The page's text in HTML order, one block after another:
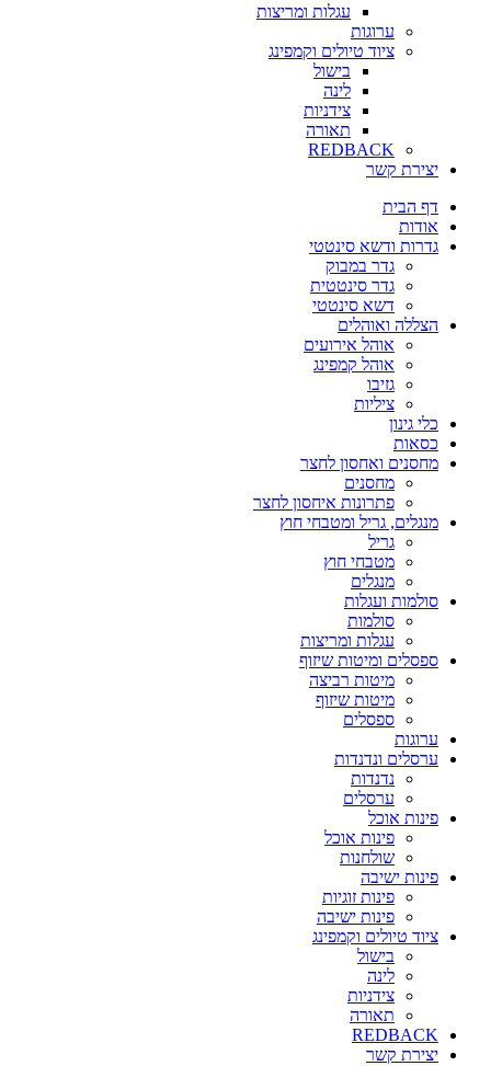
עגלות ומריצות
ערוגות
ציוד טיולים וקמפינג
בישול
לינה
צידניות
תאורה
REDBACK
יצירת קשר
דף הבית
אודות
גדרות ודשא סינטטי
גדר במבוק
גדר סינטטית
דשא סינטטי
הצללה ואוהלים
אוהל אירועים
אוהל קמפינג
גזיבו
ציליות
כלי גינון
כסאות
מחסנים ואחסון לחצר
מחסנים
פתרונות איחסון לחצר
מנגלים, גריל ומטבחי חוץ
גריל
מטבחי חוץ
מנגלים
סולמות ועגלות
סולמות
עגלות ומריצות
ספסלים ומיטות שיזוף
מיטות רביצה
מיטות שיזוף
ספסלים
ערוגות
ערסלים ונדנדות
נדנדות
ערסלים
פינות אוכל
פינות אוכל
שולחנות
פינות ישיבה
פינות זוגיות
פינות ישיבה
ציוד טיולים וקמפינג
בישול
לינה
צידניות
תאורה
REDBACK
יצירת קשר